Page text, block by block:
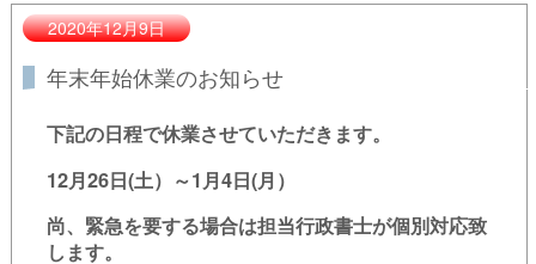
2020年12月9日
年末年始休業のお知らせ
下記の日程で休業させていただきます。
12月26日(土）～1月4日(月）
尚、緊急を要する場合は担当行政書士が個別対応致
します。